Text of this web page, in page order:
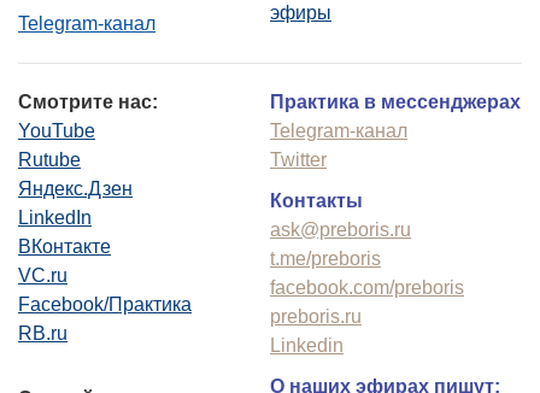
Telegram-канал
эфиры
Смотрите нас:
YouTube
Rutube
Яндекс.Дзен
LinkedIn
ВКонтакте
VC.ru
Facebook/Практика
RB.ru
Практика в мессенджерах
Telegram-канал
Twitter
Контакты
ask@preboris.ru
t.me/preboris
facebook.com/preboris
preboris.ru
Linkedin
О наших эфирах пишут: